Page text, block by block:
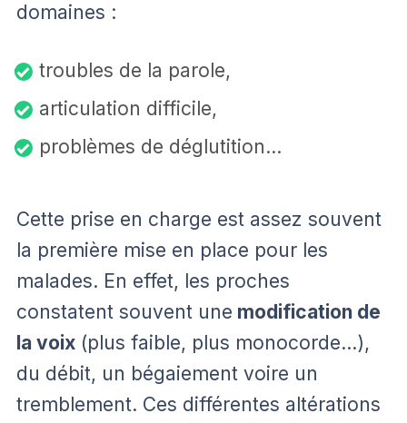
domaines :
troubles de la parole,
articulation difficile,
problèmes de déglutition…
Cette prise en charge est assez souvent
la première mise en place pour les
malades. En effet, les proches
constatent souvent une modification de
la voix (plus faible, plus monocorde…),
du débit, un bégaiement voire un
tremblement. Ces différentes altérations